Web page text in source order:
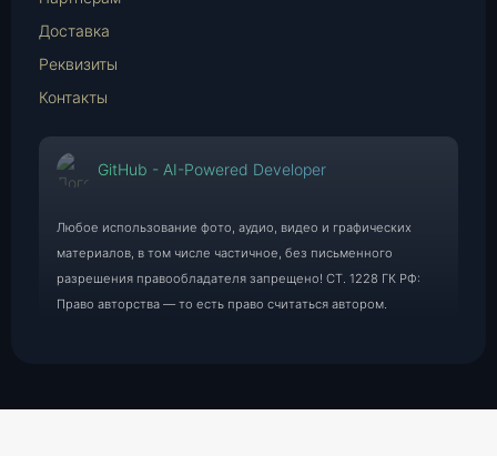
Доставка
Реквизиты
Контакты
GitHub - AI-Powered Developer
Любое использование фото, аудио, видео и графических
материалов, в том числе частичное, без письменного
разрешения правообладателя запрещено! СТ. 1228 ГК РФ:
Право авторства — то есть право считаться автором.